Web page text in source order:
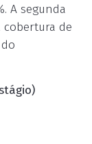
A segunda
cobertura de